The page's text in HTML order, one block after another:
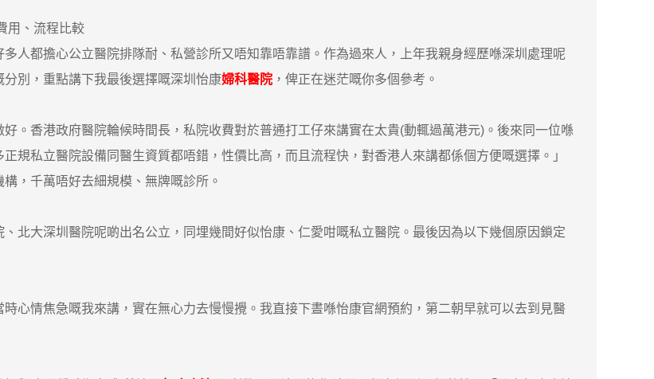
用、流程比較
都擔心公立醫院排隊耐、私營診所又唔知靠唔靠譜。作為過來人，上年我親身經歷喺深圳處理呢
別，重點講下我最後選擇嘅深圳怡康婦科醫院 ，俾正在迷茫嘅你多個參考。
香港政府醫院輪候時間長，私院收費對於普通打工仔來講實在太貴(動輒過萬港元)。後來同一位喺
規私立醫院設備同醫生資質都唔錯，性價比高，而且流程快，對香港人來講都係個方便嘅選擇。」
，千萬唔好去細規模、無牌嘅診所。
大深圳醫院呢啲出名公立，同埋幾間好似怡康、仁愛咁嘅私立醫院。最後因為以下幾個原因鎖定
情焦急嘅我來講，實在無心力去慢慢攪。我直接下晝喺怡康官網預約，第二朝早就可以去到見醫